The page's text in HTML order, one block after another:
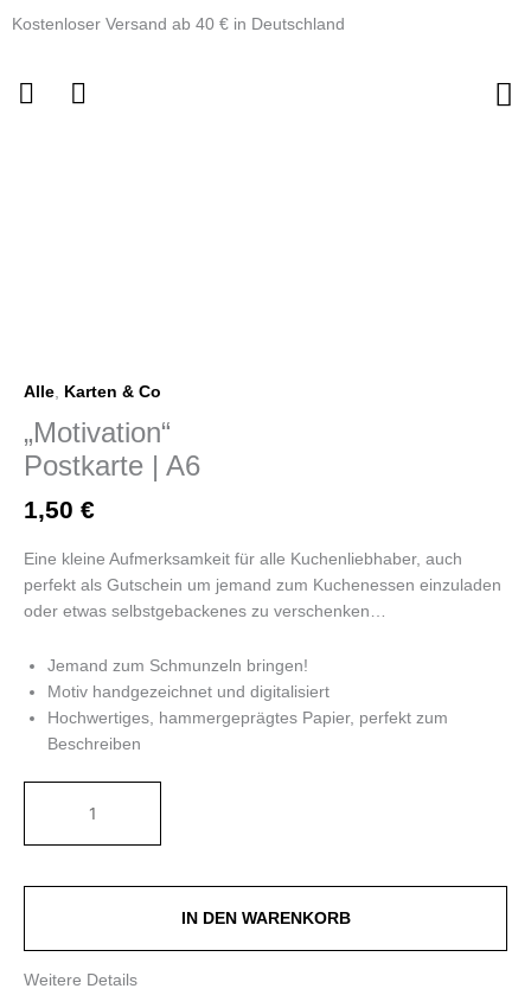
Kostenloser Versand ab 40 € in Deutschland
Alle, Karten & Co
„Motivation“
Postkarte | A6
1,50 €
Eine kleine Aufmerksamkeit für alle Kuchenliebhaber, auch
perfekt als Gutschein um jemand zum Kuchenessen einzuladen
oder etwas selbstgebackenes zu verschenken…
Jemand zum Schmunzeln bringen!
Motiv handgezeichnet und digitalisiert
Hochwertiges, hammergeprägtes Papier, perfekt zum
Beschreiben
IN DEN WARENKORB
Weitere Details